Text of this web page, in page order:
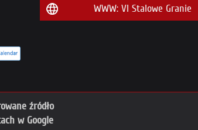
WWW: VI Stalowe Granie
źródło
w Google